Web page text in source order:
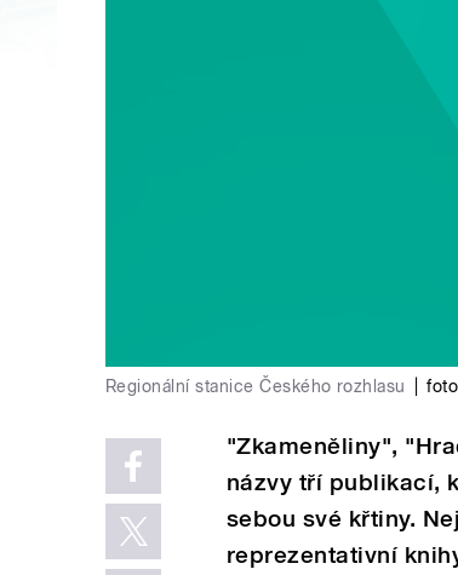
Regionální stanice Českého rozhlasu
"Zkameněliny",
názvy tří publikací,
sebou své křtiny.
reprezentativní